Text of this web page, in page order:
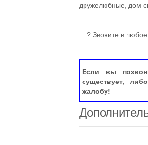
дружелюбные, дом
? Звоните в любое
Если вы
существует,
жалобу!